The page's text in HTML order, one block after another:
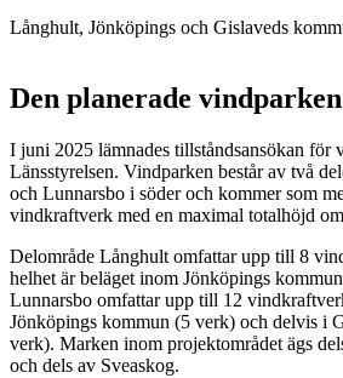
Långhult, Jönköpings och Gislaveds
+
Den planerade vindparken
I juni 2025 lämnades tillståndsansökan
Länsstyrelsen. Vindparken består av två
och Lunnarsbo i söder och kommer som
vindkraftverk med en maximal totalhöjd
Delområde Långhult omfattar upp till 8
helhet är beläget inom Jönköpings
Lunnarsbo omfattar upp till 12
Jönköpings kommun (5 verk) och delvis i
verk). Marken inom projektområdet ägs
och dels av Sveaskog.